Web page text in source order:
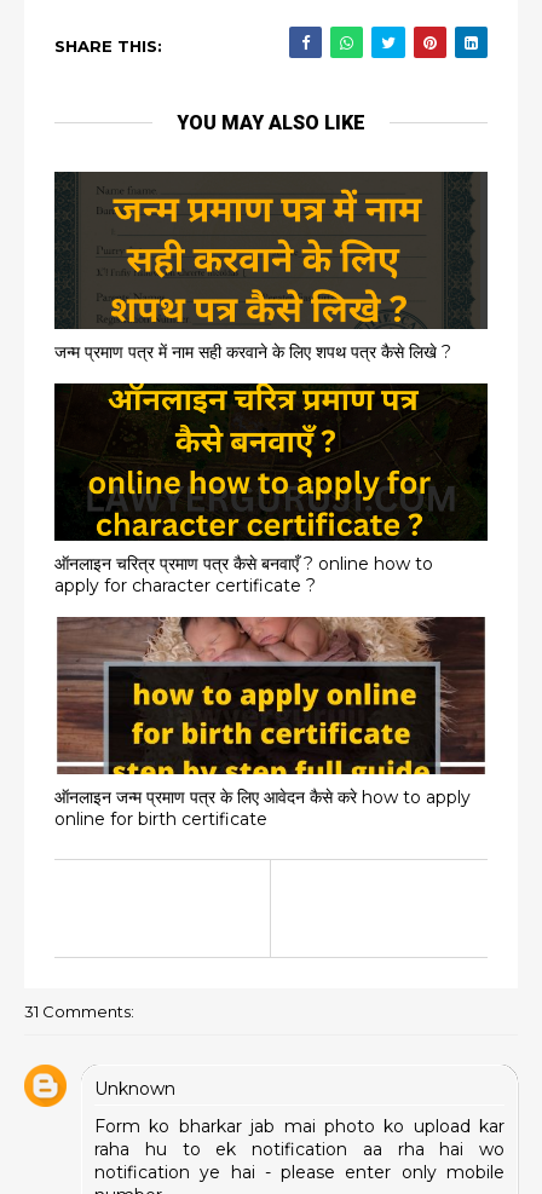
SHARE THIS:
YOU MAY ALSO LIKE
जन्म प्रमाण पत्र में नाम सही करवाने के लिए शपथ पत्र कैसे लिखे ?
ऑनलाइन चरित्र प्रमाण पत्र कैसे बनवाएँ ? online how to
apply for character certificate ?
ऑनलाइन जन्म प्रमाण पत्र के लिए आवेदन कैसे करे how to apply
online for birth certificate
31 Comments:
Unknown
Form ko bharkar jab mai photo ko upload kar
raha hu to ek notification aa rha hai wo
notification ye hai - please enter only mobile